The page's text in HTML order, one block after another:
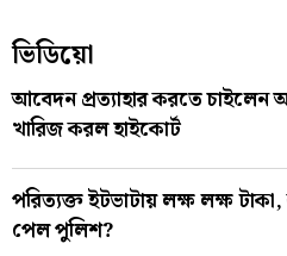
ভিডিয়ো
আবেদন প্রত্যাহার করতে চাইলেন
খারিজ করল হাইকোর্ট
পরিত্যক্ত ইটভাটায় লক্ষ লক্ষ
পেল পুলিশ?